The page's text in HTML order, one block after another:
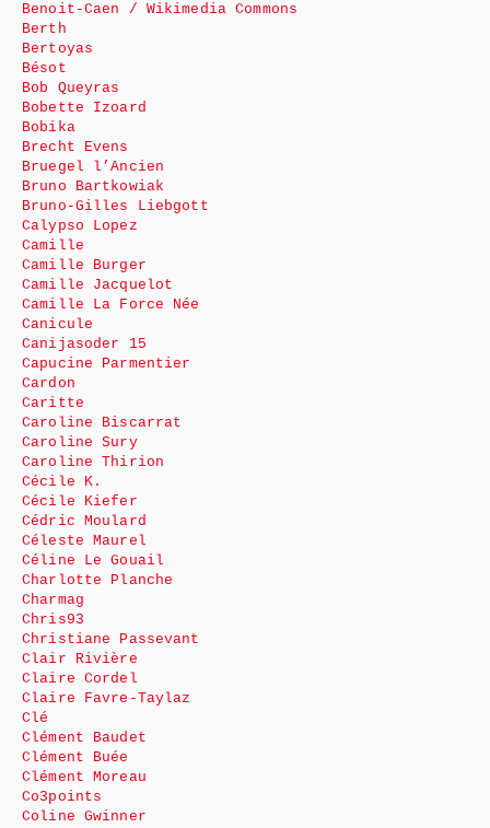
Benoit-Caen / Wikimedia Commons
Berth
Bertoyas
Bésot
Bob Queyras
Bobette Izoard
Bobika
Brecht Evens
Bruegel l’Ancien
Bruno Bartkowiak
Bruno-Gilles Liebgott
Calypso Lopez
Camille
Camille Burger
Camille Jacquelot
Camille La Force Née
Canicule
Canijasoder 15
Capucine Parmentier
Cardon
Caritte
Caroline Biscarrat
Caroline Sury
Caroline Thirion
Cécile K.
Cécile Kiefer
Cédric Moulard
Céleste Maurel
Céline Le Gouail
Charlotte Planche
Charmag
Chris93
Christiane Passevant
Clair Rivière
Claire Cordel
Claire Favre-Taylaz
Clé
Clément Baudet
Clément Buée
Clément Moreau
Co3points
Coline Gwinner